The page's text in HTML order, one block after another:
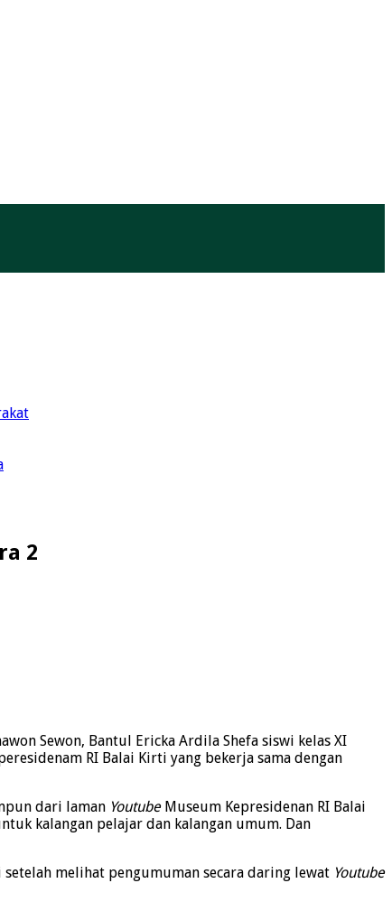
2
Sewon, Bantul Ericka Ardila Shefa siswi kelas XI
RI Balai Kirti yang bekerja sama dengan
dari laman YoutubeMuseum Kepresidenan RI Balai
kalangan pelajar dan kalangan umum. Dan
melihat pengumuman secara daring lewat Youtube